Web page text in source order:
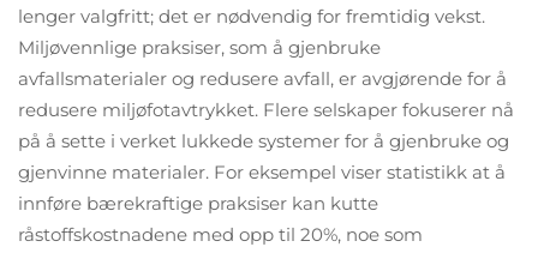
lenger valgfritt; det er nødvendig for fremtidig vekst.
Miljøvennlige praksiser, som å gjenbruke
avfallsmaterialer og redusere avfall, er avgjørende for å
redusere miljøfotavtrykket. Flere selskaper fokuserer nå
på å sette i verket lukkede systemer for å gjenbruke og
gjenvinne materialer. For eksempel viser statistikk at å
innføre bærekraftige praksiser kan kutte
råstoffskostnadene med opp til 20%, noe som